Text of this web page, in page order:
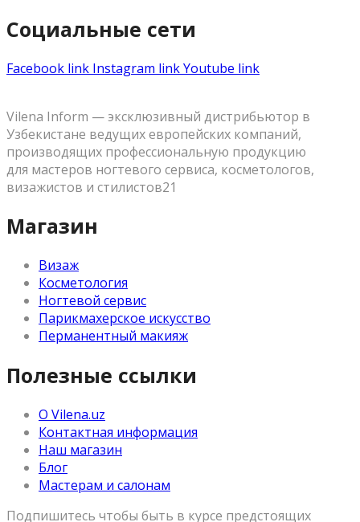
Социальные сети
Facebook link Instagram linkYoutube link
Vilena Inform — эксклюзивный дистрибьютор в
Узбекистане ведущих европейских компаний,
производящих профессиональную продукцию
для мастеров ногтевого сервиса, косметологов,
визажистов и стилистов21
Магазин
Визаж
Косметология
Ногтевой сервис
Парикмахерское искусство
Перманентный макияж
Полезные ссылки
О Vilena.uz
Контактная информация
Наш магазин
Блог
Мастерам и салонам
Подпишитесь чтобы быть в курсе предстоящих